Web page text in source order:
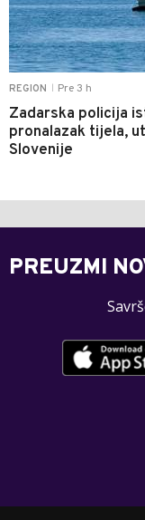
REGION Pre 3 h
Zadarska policija
pronalazak tijela,
Slovenije
PREUZMI